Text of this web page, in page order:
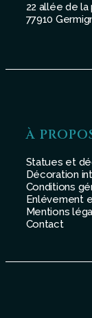
22 allée de la
77910
À
Statues et
Décoration
Conditions
Enlévement
Mentions
Contact